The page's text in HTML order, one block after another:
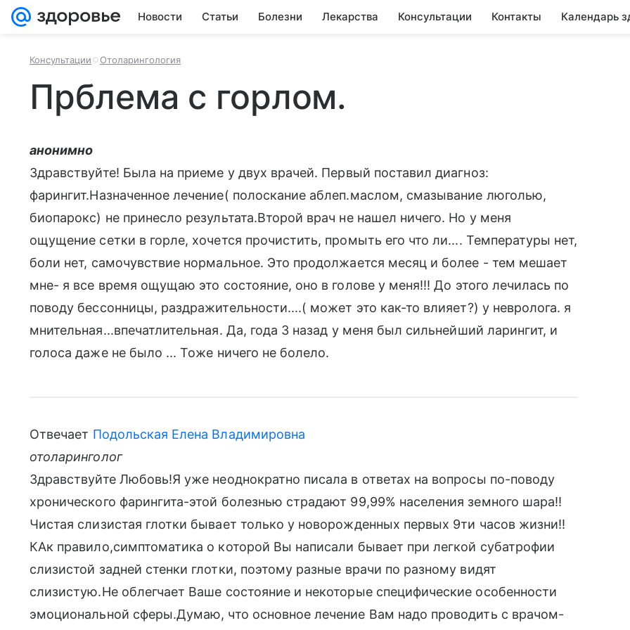
Новости Статьи Болезни Лекарства Консультации Контакты Календарь
Консультации Отоларингология
Прблема с горлом.
анонимно
Здравствуйте! Была на приеме у двух врачей. Первый поставил диагноз:
фарингит.Назначенное лечение( полоскание аблеп.маслом, смазывание люголью,
биопарокс) не принесло результата.Второй врач не нашел ничего. Но у меня
ощущение сетки в горле, хочется прочистить, промыть его что ли.... Температуры нет,
боли нет, самочувствие нормальное. Это продолжается месяц и более - тем мешает
мне- я все время ощущаю это состояние, оно в голове у меня!!! До этого лечилась по
поводу бессонницы, раздражительности....( может это как-то влияет?) у невролога. я
мнительная...впечатлительная. Да, года 3 назад у меня был сильнейший ларингит, и
голоса даже не было ... Тоже ничего не болело.
Отвечает Подольская Елена Владимировна
отоларинголог
Здравствуйте Любовь!Я уже неоднократно писала в ответах на вопросы по-поводу
хронического фарингита-этой болезнью страдают 99,99% населения земного шара!!
Чистая слизистая глотки бывает только у новорожденных первых 9ти часов жизни!!
КАк правило,симптоматика о которой Вы написали бывает при легкой субатрофии
слизистой задней стенки глотки, поэтому разные врачи по разному видят
слизистую.Не облегчает Ваше состояние и некоторые специфические особенности
эмоциональной сферы.Думаю, что основное лечение Вам надо проводить с врачом-